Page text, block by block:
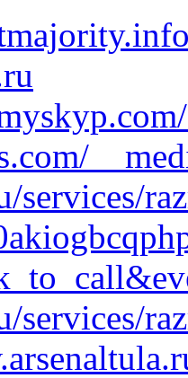
services/
services/